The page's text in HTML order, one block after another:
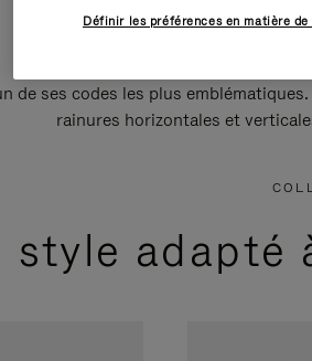
de ses codes les plus
rainures horizontales et
style adapté
Définir les préférences en matière